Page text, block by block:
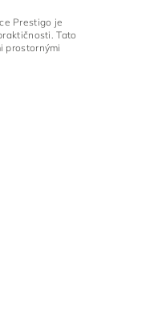
Prestigo je
Tato
prostornými